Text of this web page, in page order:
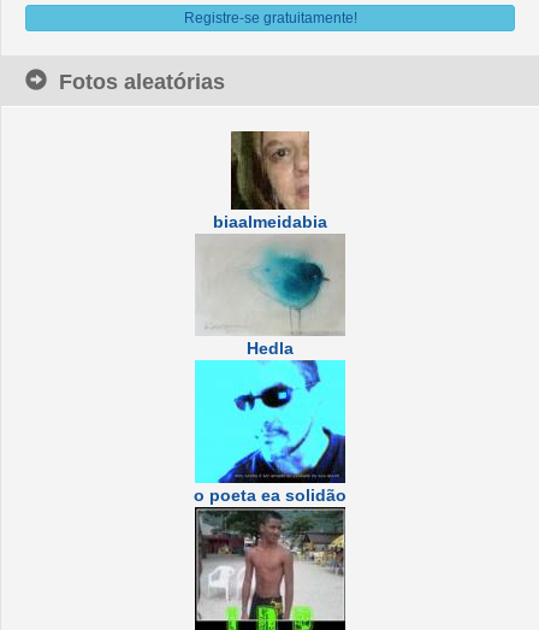
Registre-se gratuitamente!
Fotos aleatórias
biaalmeidabia
Hedla
o poeta ea solidão